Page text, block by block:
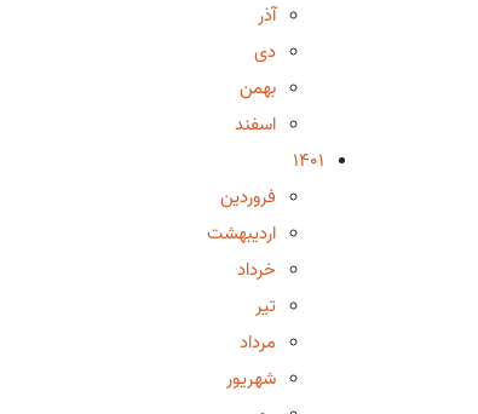
آذر
دی
بهمن
اسفند
1401
فروردین
اردیبهشت
خرداد
تیر
مرداد
شهریور